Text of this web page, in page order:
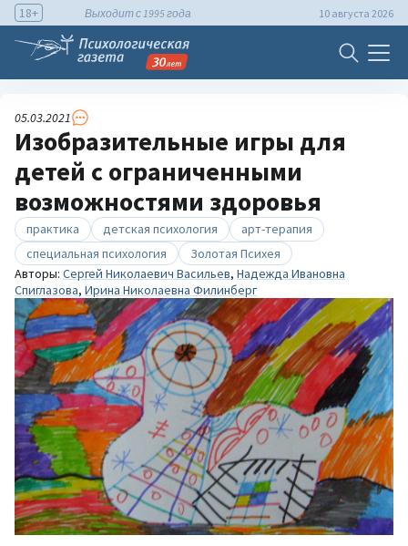
18+ Выходит с 1995 года 10 августа 2026
05.03.2021
Изобразительные игры для
детей с ограниченными
возможностями здоровья
практика детская психология
арт-терапия
специальная психология
Золотая Психея
Авторы: Сергей Николаевич Васильев, Надежда Ивановна
Спиглазова, Ирина Николаевна Филинберг